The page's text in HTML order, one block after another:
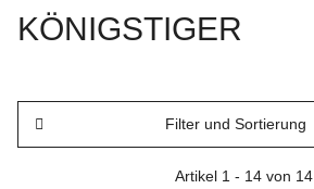
KÖNIGSTIGER
Filter und Sortierung
Artikel 1 - 14 von 14